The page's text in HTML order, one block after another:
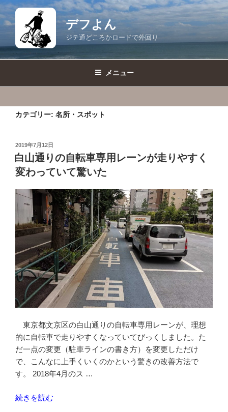
コ
ン
デフよん
ジテ通どころかロードで外回り
メニュー
カテゴリー: 名所・スポット
投
稿
日:
2019年7月12日
白山通りの自転車専用レーンが走りやすく
変わっていて驚いた
東京都文京区の白山通りの自転車専用レーンが、理想
的に自転車で走りやすくなっていてびっくしました。た
だ一点の変更（駐車ラインの書き方）を変更しただけ
で、こんなに上手くいくのかという驚きの改善方法で
す。 2018年4月のス …
“白
続きを読む